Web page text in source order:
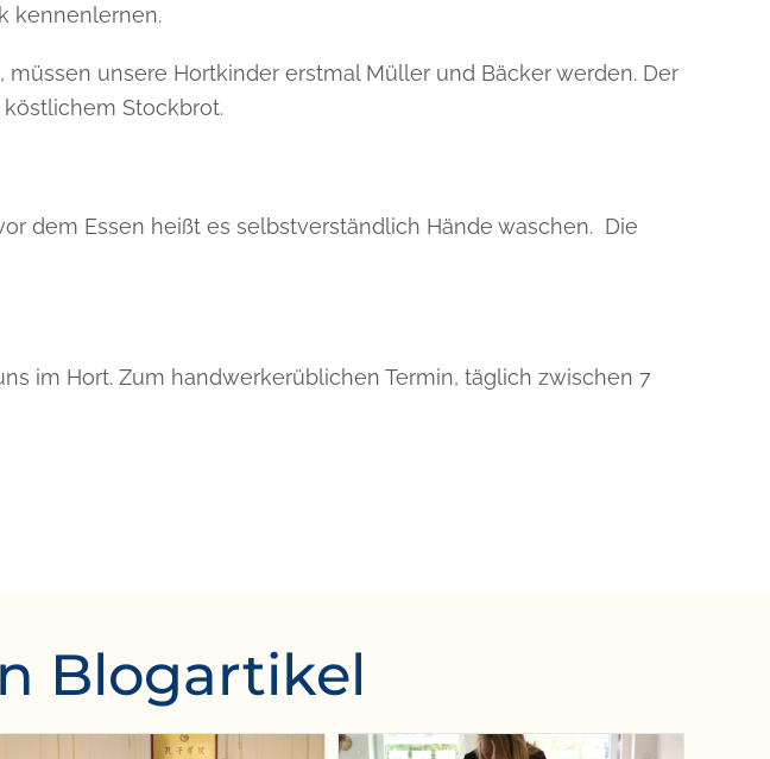
kennenlernen.
unsere Hortkinder erstmal Müller und Bäcker werden. Der
Stockbrot.
dem Essen heißt es selbstverständlich Hände waschen. Die
im Hort. Zum handwerkerüblichen Termin, täglich zwischen 7
Blogartikel